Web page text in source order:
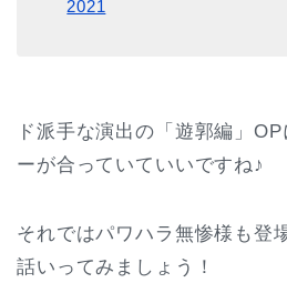
2021
ド派手な演出の「遊郭編」
ーが合っていていいですね♪
それではパワハラ無惨様も登
話いってみましょう！